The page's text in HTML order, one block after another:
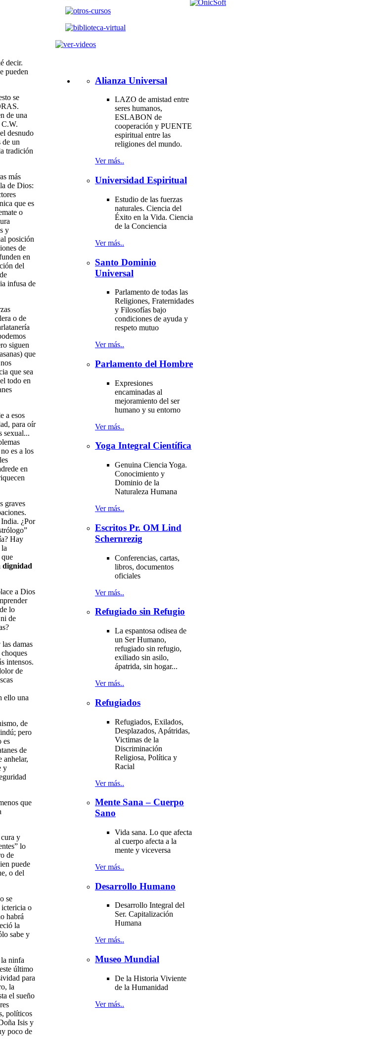
decir.
pueden
se
de una
C.W.
desnudo
de un
tradición
más
de Dios:
que es
o
y
posición
de
en
del
infusa de
o de
siguen
que
que sea
todo en
a esos
para oír
sexual...
es a los
en
graves
¿Por
Hay
dignidad
a Dios
lo
de
damas
intensos.
de
ello una
de
pero
es
de
anhelar,
y
que
y
lo
de
puede
o del
se
ictericia o
habrá
la
sabe y
ninfa
último
para
la
el sueño
políticos
Isis y
poco de
Alianza Universal
LAZO de amistad entre
seres humanos,
ESLABON de
cooperación y PUENTE
espiritual entre las
religiones del mundo.
Ver más..
Universidad Espiritual
Estudio de las fuerzas
naturales. Ciencia del
Éxito en la Vida. Ciencia
de la Conciencia
Ver más..
Santo Dominio
Universal
Parlamento de todas las
Religiones, Fraternidades
y Filosofías bajo
condiciones de ayuda y
respeto mutuo
Ver más..
Parlamento del Hombre
Expresiones
encaminadas al
mejoramiento del ser
humano y su entorno
Ver más..
Yoga Integral Científica
Genuina Ciencia Yoga.
Conocimiento y
Dominio de la
Naturaleza Humana
Ver más..
Escritos Pr. OM Lind
Schernrezig
Conferencias, cartas,
libros, documentos
oficiales
Ver más..
Refugiado sin Refugio
La espantosa odisea de
un Ser Humano,
refugiado sin refugio,
exiliado sin asilo,
ápatrida, sin hogar...
Ver más..
Refugiados
Refugiados, Exilados,
Desplazados, Apátridas,
Victimas de la
Discriminación
Religiosa, Política y
Racial
Ver más..
Mente Sana – Cuerpo
Sano
Vida sana. Lo que afecta
al cuerpo afecta a la
mente y viceversa
Ver más..
Desarrollo Humano
Desarrollo Integral del
Ser. Capitalización
Humana
Ver más..
Museo Mundial
De la Historia Viviente
de la Humanidad
Ver más..